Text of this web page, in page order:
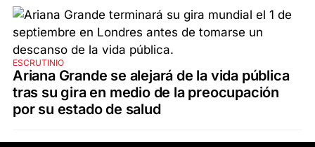
ESCRUTINIO
Ariana Grande se alejará de la vida pública
tras su gira en medio de la preocupación
por su estado de salud